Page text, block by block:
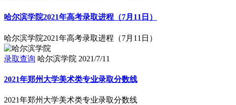
哈尔滨学院2021年高考录取进程（7月11日）
哈尔滨学院2021年高考录取进程（7月11日）
录取查询 哈尔滨学院 2021/7/11
2021年郑州大学美术类专业录取分数线
2021年郑州大学美术类专业录取分数线